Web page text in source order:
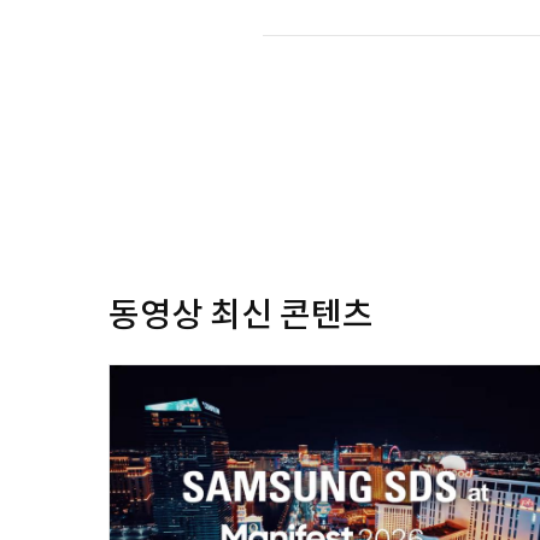
동영상 최신 콘텐츠